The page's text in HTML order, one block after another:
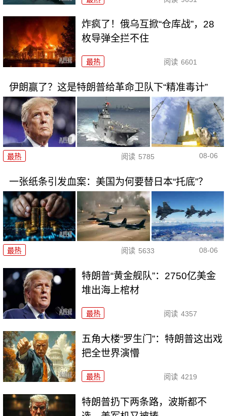
炸疯了！俄乌互掀“仓库战”，28
枚导弹全拦不住
最热 阅读 6601
伊朗赢了？这是特朗普给革命卫队下“精准毒计”
最热 阅读 5785 08-06
一张纸条引发血案：美国为何要替日本“托底”？
最热 阅读 5633 08-06
特朗普“黄金舰队”：2750亿美金
堆出海上棺材
最热 阅读 4357
五角大楼“罗生门”：特朗普这出戏
把全世界演懵
最热 阅读 4219
特朗普扔下两条路，波斯都不